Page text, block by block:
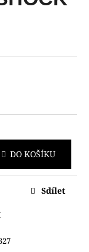
DO KOŠÍKU
Sdílet